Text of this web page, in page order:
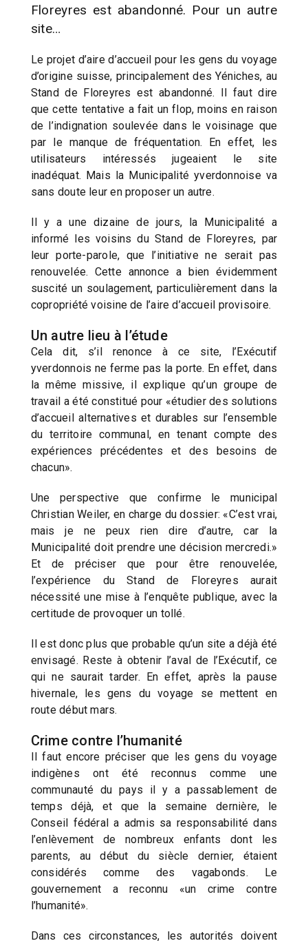
Floreyres est abandonné. Pour un autre
site…
Le projet d’aire d’accueil pour les gens du voyage
d’origine suisse, principalement des Yéniches, au
Stand de Floreyres est abandonné. Il faut dire
que cette tentative a fait un flop, moins en raison
de l’indignation soulevée dans le voisinage que
par le manque de fréquentation. En effet, les
utilisateurs intéressés jugeaient le site
inadéquat. Mais la Municipalité yverdonnoise va
sans doute leur en proposer un autre.
Il y a une dizaine de jours, la Municipalité a
informé les voisins du Stand de Floreyres, par
leur porte-parole, que l’initiative ne serait pas
renouvelée. Cette annonce a bien évidemment
suscité un soulagement, particulièrement dans la
copropriété voisine de l’aire d’accueil provisoire.
Un autre lieu à l’étude
Cela dit, s’il renonce à ce site, l’Exécutif
yverdonnois ne ferme pas la porte. En effet, dans
la même missive, il explique qu’un groupe de
travail a été constitué pour «étudier des solutions
d’accueil alternatives et durables sur l’ensemble
du territoire communal, en tenant compte des
expériences précédentes et des besoins de
chacun».
Une perspective que confirme le municipal
Christian Weiler, en charge du dossier: «C’est vrai,
mais je ne peux rien dire d’autre, car la
Municipalité doit prendre une décision mercredi.»
Et de préciser que pour être renouvelée,
l’expérience du Stand de Floreyres aurait
nécessité une mise à l’enquête publique, avec la
certitude de provoquer un tollé.
Il est donc plus que probable qu’un site a déjà été
envisagé. Reste à obtenir l’aval de l’Exécutif, ce
qui ne saurait tarder. En effet, après la pause
hivernale, les gens du voyage se mettent en
route début mars.
Crime contre l’humanité
Il faut encore préciser que les gens du voyage
indigènes ont été reconnus comme une
communauté du pays il y a passablement de
temps déjà, et que la semaine dernière, le
Conseil fédéral a admis sa responsabilité dans
l’enlèvement de nombreux enfants dont les
parents, au début du siècle dernier, étaient
considérés comme des vagabonds. Le
gouvernement a reconnu «un crime contre
l’humanité».
Dans ces circonstances, les autorités doivent